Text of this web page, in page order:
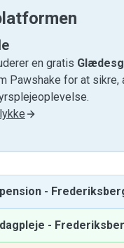
en gratis
Pawshake for at
-
-